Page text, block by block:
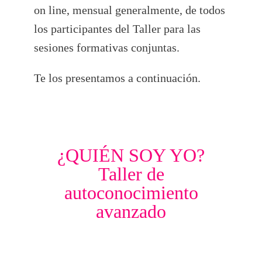
on line, mensual generalmente, de todos
los participantes del Taller para las
sesiones formativas conjuntas.
Te los presentamos a continuación.
¿QUIÉN SOY YO?
Taller de
autoconocimiento
avanzado